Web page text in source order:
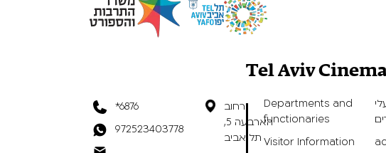
*6876
972523403778
רחוב
הארבעה 5,
תל אביב
Tel Aviv
Departments and
functionaries
Visitor Information